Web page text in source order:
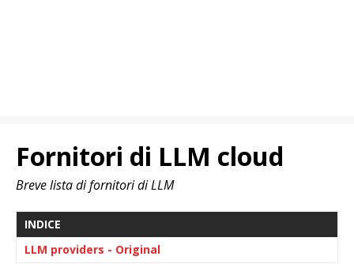
Fornitori di LLM cloud
Breve lista di fornitori di LLM
INDICE
LLM providers - Original